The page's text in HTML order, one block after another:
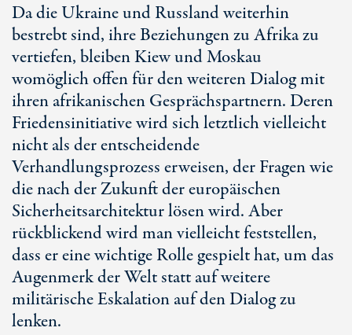
Da die Ukraine und Russland weiterhin
bestrebt sind, ihre Beziehungen zu Afrika zu
vertiefen, bleiben Kiew und Moskau
womöglich offen für den weiteren Dialog mit
ihren afrikanischen Gesprächspartnern. Deren
Friedensinitiative wird sich letztlich vielleicht
nicht als der entscheidende
Verhandlungsprozess erweisen, der Fragen wie
die nach der Zukunft der europäischen
Sicherheitsarchitektur lösen wird. Aber
rückblickend wird man vielleicht feststellen,
dass er eine wichtige Rolle gespielt hat, um das
Augenmerk der Welt statt auf weitere
militärische Eskalation auf den Dialog zu
lenken.